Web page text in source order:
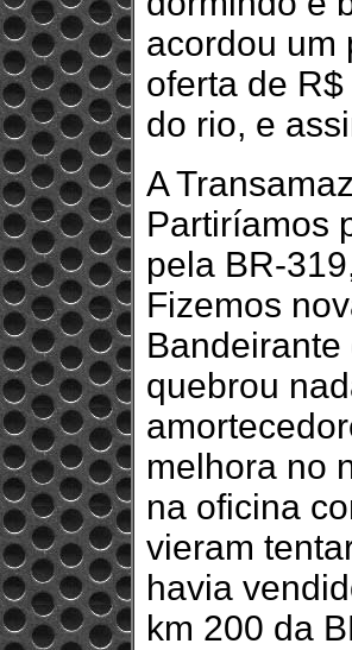
acordou um
oferta de
do rio, e
A
Partiríamos
pela BR-
Fizemos
quebrou
melhora no
na oficina
vieram
havia
km 200 da